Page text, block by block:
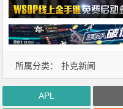
所属分类： 扑克新闻
APL